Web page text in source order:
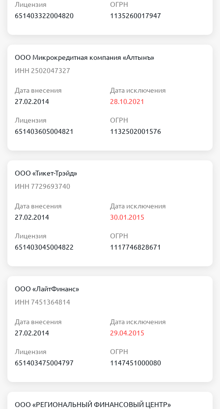
Лицензия
651403322004820
ОГРН
1135260017947
ООО Микрокредитная компания «Алтынъ»
ИНН 2502047327
Дата внесения
27.02.2014
Дата исключения
28.10.2021
Лицензия
651403605004821
ОГРН
1132502001576
ООО «Тикет-Трэйд»
ИНН 7729693740
Дата внесения
27.02.2014
Дата исключения
30.01.2015
Лицензия
651403045004822
ОГРН
1117746828671
ООО «ЛайтФинанс»
ИНН 7451364814
Дата внесения
27.02.2014
Дата исключения
29.04.2015
Лицензия
651403475004797
ОГРН
1147451000080
ООО «РЕГИОНАЛЬНЫЙ ФИНАНСОВЫЙ ЦЕНТР»